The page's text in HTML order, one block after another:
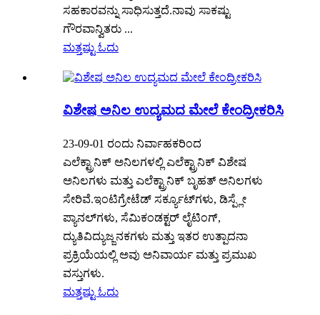
ಸಹಕಾರವನ್ನು ಸಾಧಿಸುತ್ತದೆ.ನಾವು ಸಾಕಷ್ಟು
ಗೌರವಾನ್ವಿತರು ...
ಮತ್ತಷ್ಟು ಓದು
ವಿಶೇಷ ಅನಿಲ ಉದ್ಯಮದ ಮೇಲೆ ಕೇಂದ್ರೀಕರಿಸಿ
23-09-01 ರಂದು ನಿರ್ವಾಹಕರಿಂದ
ಎಲೆಕ್ಟ್ರಾನಿಕ್ ಅನಿಲಗಳಲ್ಲಿ ಎಲೆಕ್ಟ್ರಾನಿಕ್ ವಿಶೇಷ
ಅನಿಲಗಳು ಮತ್ತು ಎಲೆಕ್ಟ್ರಾನಿಕ್ ಬೃಹತ್ ಅನಿಲಗಳು
ಸೇರಿವೆ.ಇಂಟಿಗ್ರೇಟೆಡ್ ಸರ್ಕ್ಯೂಟ್‌ಗಳು, ಡಿಸ್ಪ್ಲೇ
ಪ್ಯಾನಲ್‌ಗಳು, ಸೆಮಿಕಂಡಕ್ಟರ್ ಲೈಟಿಂಗ್,
ದ್ಯುತಿವಿದ್ಯುಜ್ಜನಕಗಳು ಮತ್ತು ಇತರ ಉತ್ಪಾದನಾ
ಪ್ರಕ್ರಿಯೆಯಲ್ಲಿ ಅವು ಅನಿವಾರ್ಯ ಮತ್ತು ಪ್ರಮುಖ
ವಸ್ತುಗಳು.
ಮತ್ತಷ್ಟು ಓದು